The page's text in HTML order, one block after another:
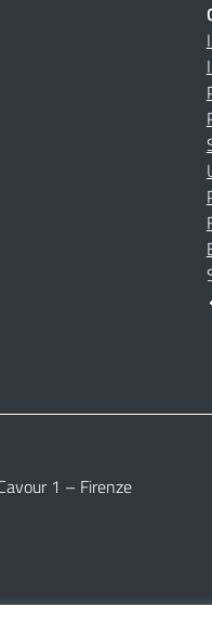
1 – Firenze